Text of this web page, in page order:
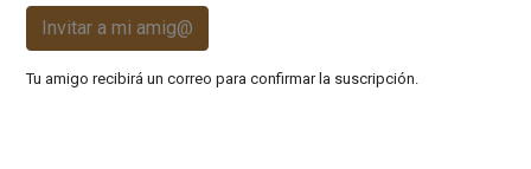
Invitar a mi amig@
Tu amigo recibirá un correo para confirmar la suscripción.